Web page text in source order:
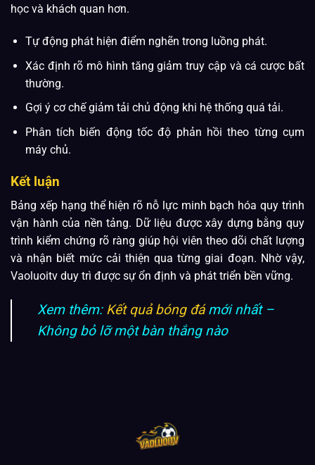
học và khách quan hơn.
Tự động phát hiện điểm nghẽn trong luồng phát.
Xác định rõ mô hình tăng giảm truy cập và cá cược bất
thường.
Gợi ý cơ chế giảm tải chủ động khi hệ thống quá tải.
Phân tích biến động tốc độ phản hồi theo từng cụm
máy chủ.
Kết luận
Bảng xếp hạng thể hiện rõ nỗ lực minh bạch hóa quy trình
vận hành của nền tảng. Dữ liệu được xây dựng bằng quy
trình kiểm chứng rõ ràng giúp hội viên theo dõi chất lượng
và nhận biết mức cải thiện qua từng giai đoạn. Nhờ vậy,
Vaoluoitv duy trì được sự ổn định và phát triển bền vững.
Xem thêm: Kết quả bóng đámới nhất –
Không bỏ lỡ một bàn thắng nào